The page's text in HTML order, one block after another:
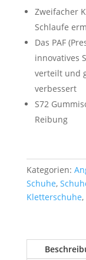
Zweifacher
Schlaufe
Das PAF
innovatives
verteilt und
verbessert
S72
Reibung
Kategorien:
Schuhe,
Kletterschuhe,